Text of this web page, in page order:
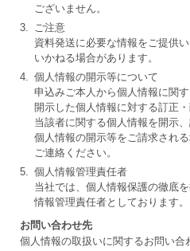
ございません。
3. ご注意
資料発送に必要な情報をご提供
いかねる場合があります。
4. 個人情報の開示等について
申込みご本人から個人情報に関
開示した個人情報に対する訂正
当該者に関する個人情報を開示
個人情報の開示等をご請求され
ご連絡ください。
5. 個人情報管理責任者
当社では、個人情報保護の徹底
情報管理責任者としております。
お問い合わせ先
個人情報の取扱いに関するお問い